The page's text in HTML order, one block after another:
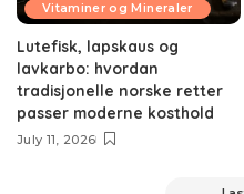
Vitaminer og Mineraler
Lutefisk, lapskaus og
lavkarbo: hvordan
tradisjonelle norske retter
passer moderne kosthold
July 11, 2026